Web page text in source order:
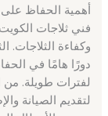
أهمية الحفاظ على
فني ثلاجات
وكفاءة الثلاجات.
دورًا هامًا في
لفترات طويلة.
لتقديم الصيانة